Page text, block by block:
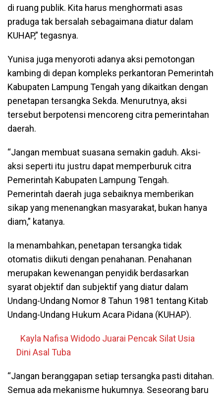
di ruang publik. Kita harus menghormati asas
praduga tak bersalah sebagaimana diatur dalam
KUHAP,” tegasnya.
Yunisa juga menyoroti adanya aksi pemotongan
kambing di depan kompleks perkantoran Pemerintah
Kabupaten Lampung Tengah yang dikaitkan dengan
penetapan tersangka Sekda. Menurutnya, aksi
tersebut berpotensi mencoreng citra pemerintahan
daerah.
“Jangan membuat suasana semakin gaduh. Aksi-
aksi seperti itu justru dapat memperburuk citra
Pemerintah Kabupaten Lampung Tengah.
Pemerintah daerah juga sebaiknya memberikan
sikap yang menenangkan masyarakat, bukan hanya
diam,” katanya.
Ia menambahkan, penetapan tersangka tidak
otomatis diikuti dengan penahanan. Penahanan
merupakan kewenangan penyidik berdasarkan
syarat objektif dan subjektif yang diatur dalam
Undang-Undang Nomor 8 Tahun 1981 tentang Kitab
Undang-Undang Hukum Acara Pidana (KUHAP).
Kayla Nafisa Widodo Juarai Pencak Silat Usia
Dini Asal Tuba
“Jangan beranggapan setiap tersangka pasti ditahan.
Semua ada mekanisme hukumnya. Seseorang baru